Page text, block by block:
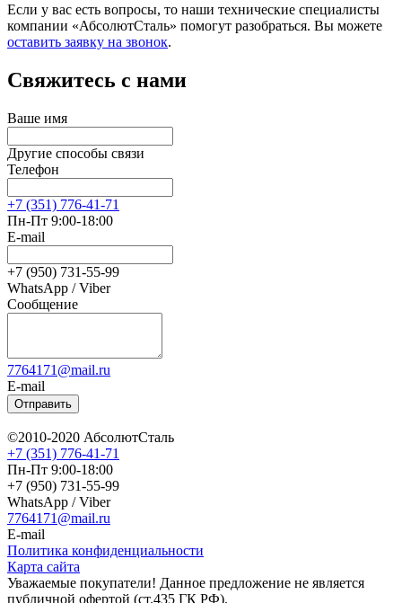
Если у вас есть вопросы, то наши технические специалисты
компании «АбсолютСталь» помогут разобраться. Вы можете
оставить заявку на звонок.
Свяжитесь с нами
Ваше имя
Другие способы связи
Телефон
+7 (351) 776-41-71
Пн-Пт 9:00-18:00
E-mail
+7 (950) 731-55-99
WhatsApp / Viber
Сообщение
7764171@mail.ru
E-mail
Отправить
©2010-2020 АбсолютСталь
+7 (351) 776-41-71
Пн-Пт 9:00-18:00
+7 (950) 731-55-99
WhatsApp / Viber
7764171@mail.ru
E-mail
Политика конфиденциальности
Карта сайта
Уважаемые покупатели! Данное предложение не является
публичной офертой (ст.435 ГК РФ).